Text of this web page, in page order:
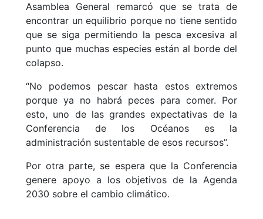
Asamblea General remarcó que se trata de
encontrar un equilibrio porque no tiene sentido
que se siga permitiendo la pesca excesiva al
punto que muchas especies están al borde del
colapso.
“No podemos pescar hasta estos extremos
porque ya no habrá peces para comer. Por
esto, uno de las grandes expectativas de la
Conferencia de los Océanos es la
administración sustentable de esos recursos”.
Por otra parte, se espera que la Conferencia
genere apoyo a los objetivos de la Agenda
2030 sobre el cambio climático.